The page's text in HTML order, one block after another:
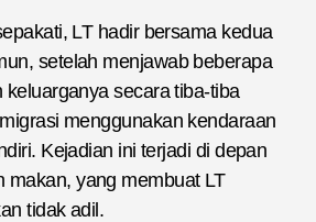
LT hadir bersama kedua
setelah menjawab beberapa
keluarganya secara tiba-tiba
menggunakan kendaraan
Kejadian ini terjadi di depan
makan, yang membuat LT
tidak adil.